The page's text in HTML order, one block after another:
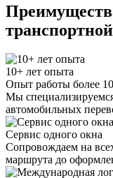
10+ лет опыта
Опыт работы более
Мы
автомобильных
Сервис одного окна
Сопровождаем на
маршрута до